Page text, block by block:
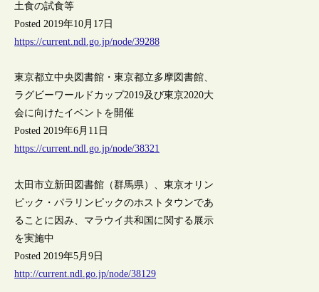
土食の試食等
Posted 2019年10月17日
https://current.ndl.go.jp/node/39288
東京都立中央図書館・東京都立多摩図書館、
ラグビーワールドカップ2019及び東京2020大
会に向けたイベントを開催
Posted 2019年6月11日
https://current.ndl.go.jp/node/38321
太田市立新田図書館（群馬県）、東京オリン
ピック・パラリンピックのホストタウンであ
ることに因み、マラウイ共和国に関する展示
を実施中
Posted 2019年5月9日
http://current.ndl.go.jp/node/38129